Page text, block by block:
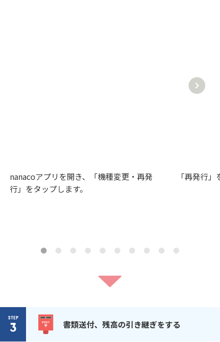
nanacoアプリを開き、「機種変更・再発
行」をタップします。
「再発行
STEP
3 書類送付、残高の引き継ぎをする